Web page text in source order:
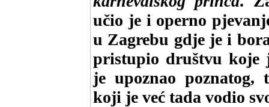
učio je i operno
u Zagrebu gdje je i
pristupio društvu koje
je upoznao poznatog,
koji je već tada vodio